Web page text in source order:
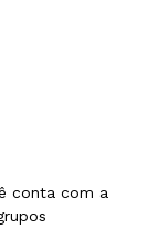
conta com a